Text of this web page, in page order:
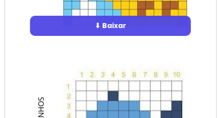
⬇ Baixar